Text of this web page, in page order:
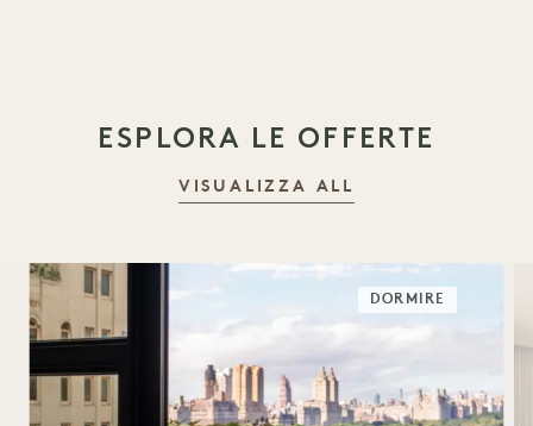
ESPLORA LE OFFERTE
VISUALIZZA ALL
DORMIRE